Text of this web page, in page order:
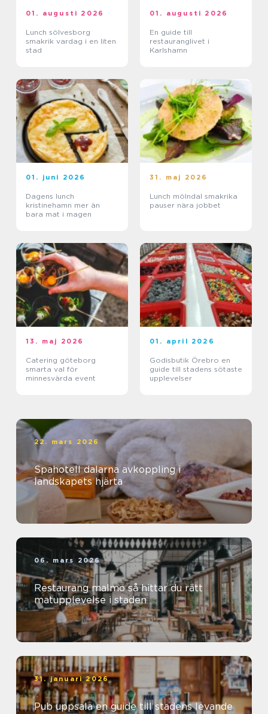
01. augusti 2026
Lunch sölvesborg
smakrik vardag i en liten
stad
01. augusti 2026
En guide till
restauranglivet i
Karlshamn
01. juni 2026
Dagens lunch
kristinehamn mer än
bara mat i magen
31. maj 2026
Lunch mölndal smakrika
pauser nära jobbet
13. maj 2026
Catering göteborg
smarta val för
minnesvärda event
01. april 2026
Godisbutik Örebro en
guide till stadens sötaste
upplevelser
22. mars 2026
Spahotell dalarna avkoppling i
landskapets hjärta
06. mars 2026
Restaurang malmö så hittar du rätt
matupplevelse i staden
31. januari 2026
Pub uppsala en guide till stadens levande